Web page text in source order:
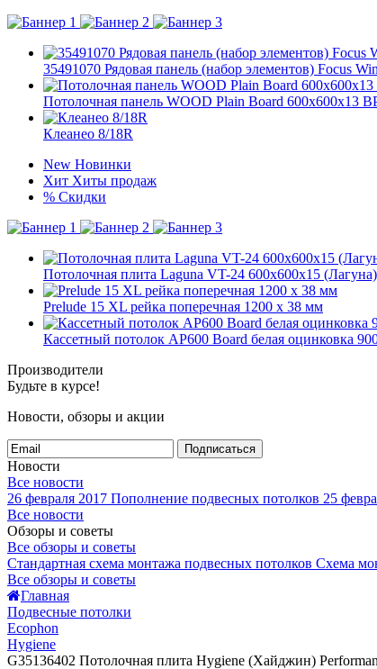
35491070 Рядовая панель (набор элементов) Focus
Потолочная панель WOOD Plain Board 600x600x13
Клеанео 8/18R
New Новинки
Хит Хиты продаж
% Скидки
Потолочная плита Laguna VT-24 600x600x15
Prelude 15 XL рейка поперечная 1200 x 38 мм
Кассетный потолок AP600 Board белая оцинковка
Производители
Будьте в курсе!
Новости, обзоры и акции
Подписаться
Новости
Все новости
26 февраля 2017 Пополнение подвесных потолков 25
Все новости
Обзоры и советы
Все обзоры и советы
Стандартная схема монтажа подвесных потолков Схема
Все обзоры и советы
Главная
Подвесные потолки
Ecophon
Hygiene
G35136402 Потолочная плита Hygiene (Хайджин)